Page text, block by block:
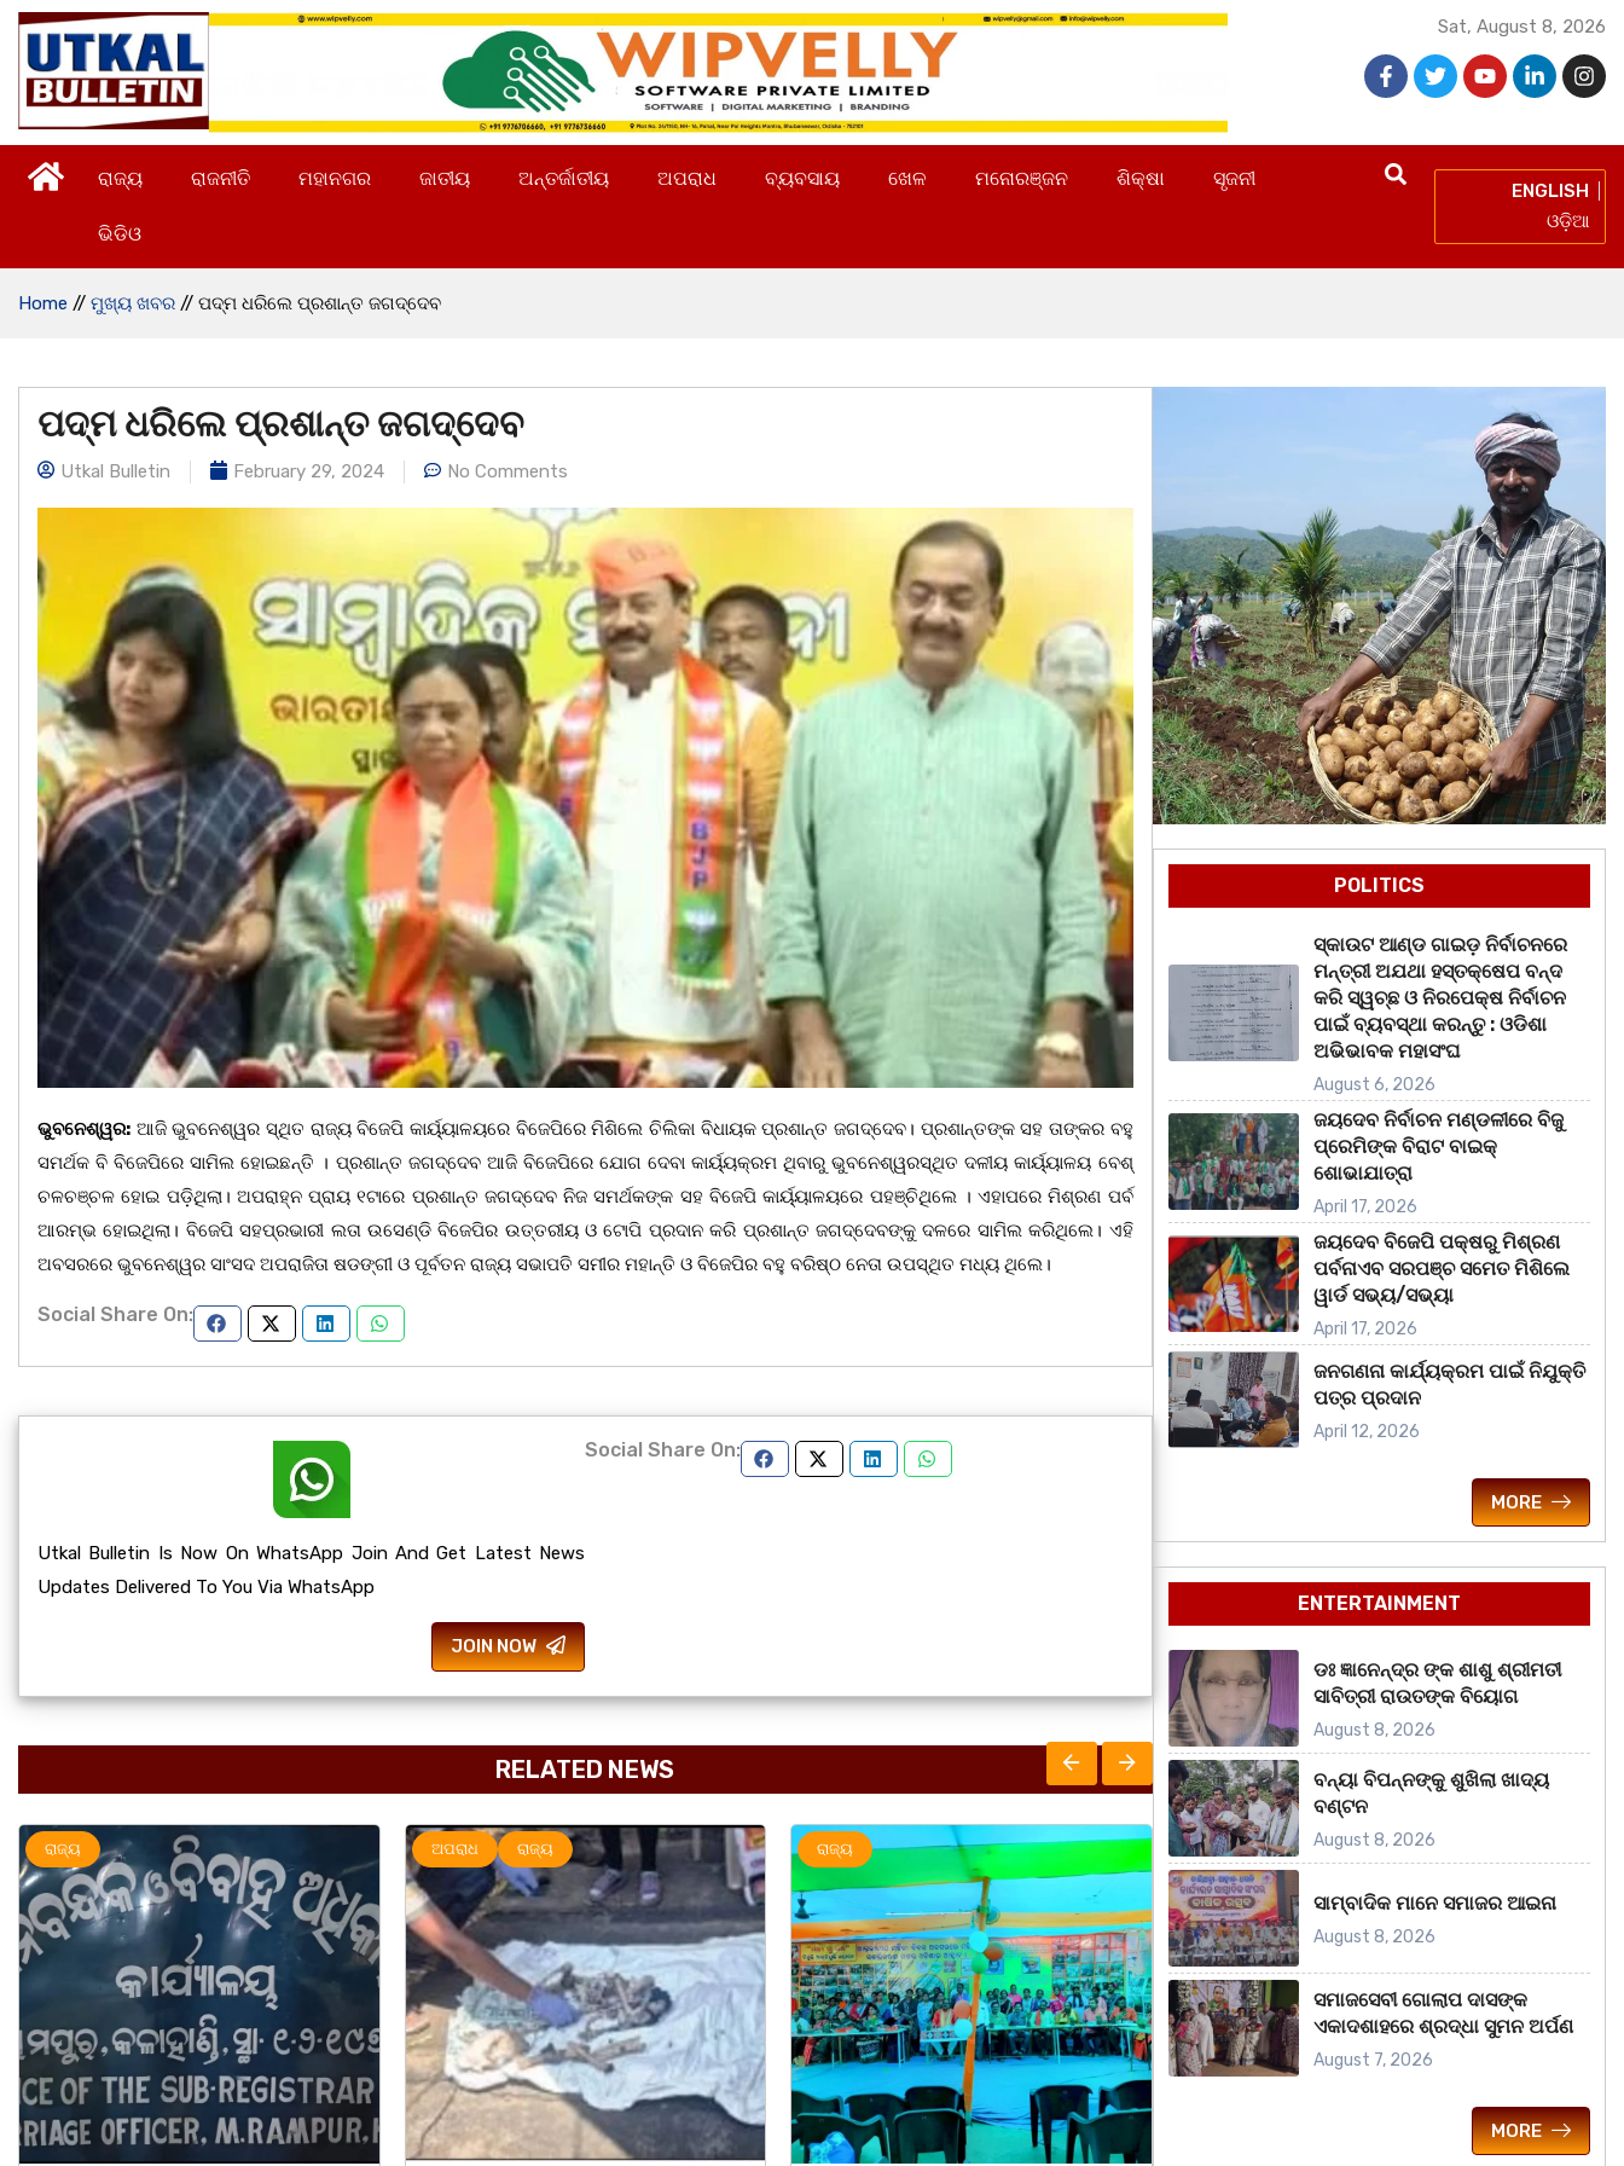
Sat, August 8, 2026
ରାଜ୍ୟ ରାଜନୀତି ମହାନଗର ଜାତୀୟ ଅନ୍ତର୍ଜାତୀୟ ଅପରାଧ ବ୍ୟବସାୟ ଖେଳ ମନୋରଞ୍ଜନ ଶିକ୍ଷା ସୃଜନୀ
ଭିଡିଓ
ENGLISH
ଓଡ଼ିଆ
Home // ମୁଖ୍ୟ ଖବର // ପଦ୍ମ ଧରିଲେ ପ୍ରଶାନ୍ତ ଜଗଦ୍ଦେବ
ପଦ୍ମ ଧରିଲେ ପ୍ରଶାନ୍ତ ଜଗଦ୍ଦେବ
Utkal Bulletin February 29, 2024 No Comments
ଭୁବନେଶ୍ୱର: ଆଜି ଭୁବନେଶ୍ୱର ସ୍ଥିତ ରାଜ୍ୟ ବିଜେପି କାର୍ୟ୍ୟାଳୟରେ ବିଜେପିରେ ମିଶିଲେ ଚିଲିକା ବିଧାୟକ ପ୍ରଶାନ୍ତ ଜଗଦ୍ଦେବ। ପ୍ରଶାନ୍ତଙ୍କ ସହ ତାଙ୍କର ବହୁ
ସମର୍ଥକ ବି ବିଜେପିରେ ସାମିଲ ହୋଇଛନ୍ତି । ପ୍ରଶାନ୍ତ ଜଗଦ୍ଦେବ ଆଜି ବିଜେପିରେ ଯୋଗ ଦେବା କାର୍ୟ୍ୟକ୍ରମ ଥିବାରୁ ଭୁବନେଶ୍ୱରସ୍ଥିତ ଦଳୀୟ କାର୍ୟ୍ୟାଳୟ ବେଶ୍‌
ଚଳଚଞ୍ଚଳ ହୋଇ ପଡ଼ିଥିଲା। ଅପରାହ୍ନ ପ୍ରାୟ ୧ଟାରେ ପ୍ରଶାନ୍ତ ଜଗଦ୍ଦେବ ନିଜ ସମର୍ଥକଙ୍କ ସହ ବିଜେପି କାର୍ୟ୍ୟାଳୟରେ ପହଞ୍ଚିଥିଲେ । ଏହାପରେ ମିଶ୍ରଣ ପର୍ବ
ଆରମ୍ଭ ହୋଇଥିଲା। ବିଜେପି ସହପ୍ରଭାରୀ ଲତା ଉସେଣ୍ଡି ବିଜେପିର ଉତ୍ତରୀୟ ଓ ଟୋପି ପ୍ରଦାନ କରି ପ୍ରଶାନ୍ତ ଜଗଦ୍ଦେବଙ୍କୁ ଦଳରେ ସାମିଲ କରିଥିଲେ। ଏହି
ଅବସରରେ ଭୁବନେଶ୍ୱର ସାଂସଦ ଅପରାଜିତା ଷଡଙ୍ଗୀ ଓ ପୂର୍ବତନ ରାଜ୍ୟ ସଭାପତି ସମୀର ମହାନ୍ତି ଓ ବିଜେପିର ବହୁ ବରିଷ୍ଠ ନେତା ଉପସ୍ଥିତ ମଧ୍ୟ ଥିଲେ।
Social Share On:
Utkal Bulletin Is Now On WhatsApp Join And Get Latest News
Updates Delivered To You Via WhatsApp
JOIN NOW
Social Share On:
RELATED NEWS
ଅପରାଧ ରାଜ୍ୟ ରାଜ୍ୟ ରାଜ୍ୟ ରାଜ୍ୟ
POLITICS
ସ୍କାଉଟ ଆଣ୍ଡ ଗାଇଡ଼ ନିର୍ବାଚନରେ
ମନ୍ତ୍ରୀ ଅଯଥା ହସ୍ତକ୍ଷେପ ବନ୍ଦ
କରି ସ୍ୱଚ୍ଛ ଓ ନିରପେକ୍ଷ ନିର୍ବାଚନ
ପାଇଁ ବ୍ୟବସ୍ଥା କରନ୍ତୁ : ଓଡିଶା
ଅଭିଭାବକ ମହାସଂଘ
August 6, 2026
ଜୟଦେବ ନିର୍ବାଚନ ମଣ୍ଡଳୀରେ ବିଜୁ
ପ୍ରେମିଙ୍କ ବିରାଟ ବାଇକ୍
ଶୋଭାଯାତ୍ରା
April 17, 2026
ଜୟଦେବ ବିଜେପି ପକ୍ଷରୁ ମିଶ୍ରଣ
ପର୍ବନାଏବ ସରପଞ୍ଚ ସମେତ ମିଶିଲେ
ୱାର୍ଡ ସଭ୍ୟ/ସଭ୍ୟା
April 17, 2026
ଜନଗଣନା କାର୍ଯ୍ୟକ୍ରମ ପାଇଁ ନିଯୁକ୍ତି
ପତ୍ର ପ୍ରଦାନ
April 12, 2026
MORE
ENTERTAINMENT
ଡଃ ଜ୍ଞାନେନ୍ଦ୍ର ଙ୍କ ଶାଶୁ ଶ୍ରୀମତୀ
ସାବିତ୍ରୀ ରାଉତଙ୍କ ବିୟୋଗ
August 8, 2026
ବନ୍ୟା ବିପନ୍ନଙ୍କୁ ଶୁଖିଲା ଖାଦ୍ୟ
ବଣ୍ଟନ
August 8, 2026
ସାମ୍ବାଦିକ ମାନେ ସମାଜର ଆଇନା
August 8, 2026
ସମାଜସେବୀ ଗୋଲାପ ଦାସଙ୍କ
ଏକାଦଶାହରେ ଶ୍ରଦ୍ଧା ସୁମନ ଅର୍ପଣ
August 7, 2026
MORE